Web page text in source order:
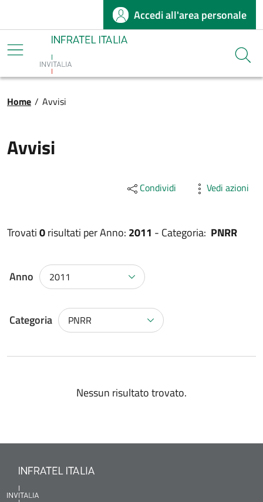
Salta al contenuto principaleAccedi all'area personale
Infratel
Briciole di pane
Home / Avvisi
Avvisi
Condividi Vedi azioni
Trovati0risultati perAnno: 2011 - Categoria: PNRR
Anno 2011
Categoria PNRR
Nessun risultato trovato.